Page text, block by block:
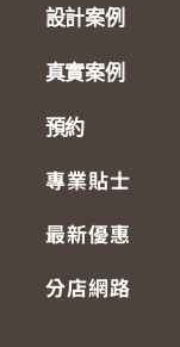
設計案例
真實案例
預約
專業貼士
最新優惠
分店網路